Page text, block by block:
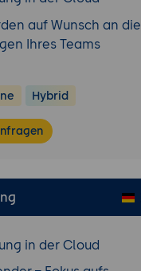
auf Wunsch an die
Ihres Teams
Hybrid
in der Cloud